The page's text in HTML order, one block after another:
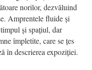
norilor, dezvăluind
Amprentele fluide și
și spațiul, dar
împletite, care se țes
în descrierea expoziţiei.